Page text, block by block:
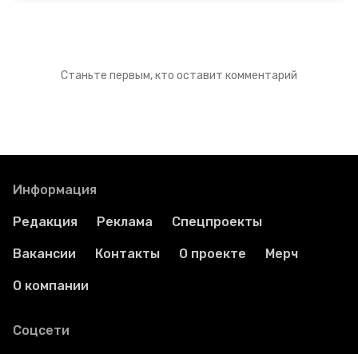
Станьте первым, кто оставит комментарий
Информация
Редакция Реклама Спецпроекты
Вакансии Контакты О проекте Мерч
О компании
Соцсети